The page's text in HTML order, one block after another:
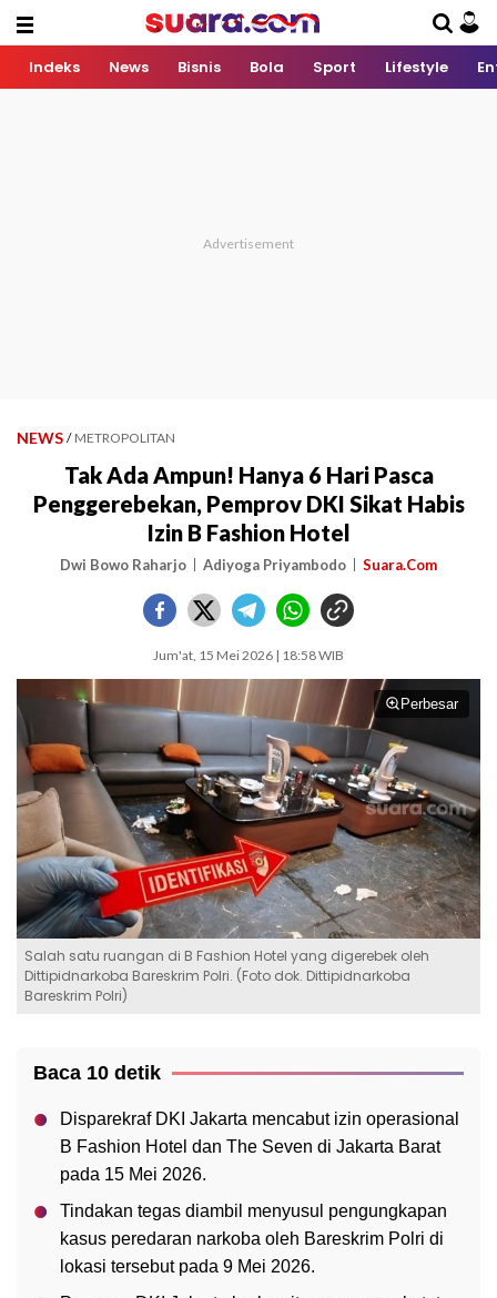
Indeks News Bisnis Bola Sport Lifestyle
NEWS / METROPOLITAN
Tak Ada Ampun! Hanya 6 Hari Pasca
Penggerebekan, Pemprov DKI Sikat Habis
Izin B Fashion Hotel
Dwi Bowo Raharjo Adiyoga Priyambodo Suara.Com
Jum'at, 15 Mei 2026 | 18:58 WIB
Perbesar
Salah satu ruangan di B Fashion Hotel yang digerebek oleh
Dittipidnarkoba Bareskrim Polri. (Foto dok. Dittipidnarkoba
Bareskrim Polri)
Baca 10 detik
Disparekraf DKI Jakarta mencabut izin operasional
B Fashion Hotel dan The Seven di Jakarta Barat
pada 15 Mei 2026.
Tindakan tegas diambil menyusul pengungkapan
kasus peredaran narkoba oleh Bareskrim Polri di
lokasi tersebut pada 9 Mei 2026.